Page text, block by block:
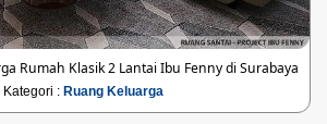
Rumah Klasik 2 Lantai Ibu Fenny di Surabaya
Kategori : Ruang Keluarga